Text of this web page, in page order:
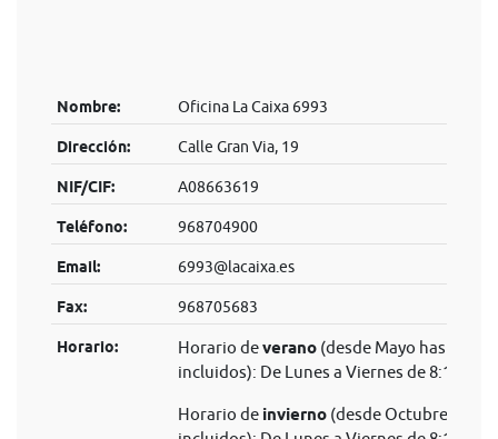
Nombre: Oficina La Caixa 6993
Dirección: Calle Gran Via, 19
NIF/CIF: A08663619
Teléfono: 968704900
Email: 6993@lacaixa.es
Fax: 968705683
Horario: Horario deverano(desde Mayo hasta
incluidos): De Lunes a Viernes de 8:15 a
Horario de invierno(desde Octubre hasta